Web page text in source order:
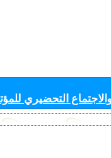
التحضيري